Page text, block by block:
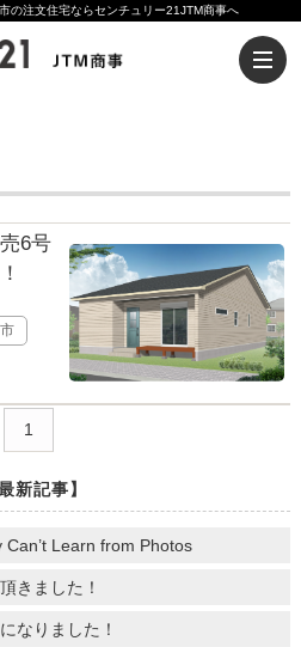
の注文住宅ならセンチュリー21JTM商事へ
6号
1
最新記事】
Learn from Photos
ました！
なりました！